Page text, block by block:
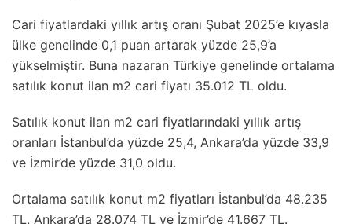
Cari fiyatlardaki yıllık artış oranı Şubat 2025’e kıyasla
ülke genelinde 0,1 puan artarak yüzde 25,9’a
yükselmiştir. Buna nazaran Türkiye genelinde ortalama
satılık konut ilan m2 cari fiyatı 35.012 TL oldu.
Satılık konut ilan m2 cari fiyatlarındaki yıllık artış
oranları İstanbul’da yüzde 25,4, Ankara’da yüzde 33,9
ve İzmir’de yüzde 31,0 oldu.
Ortalama satılık konut m2 fiyatları İstanbul’da 48.235
TL, Ankara’da 28.074 TL ve İzmir’de 41.667 TL.